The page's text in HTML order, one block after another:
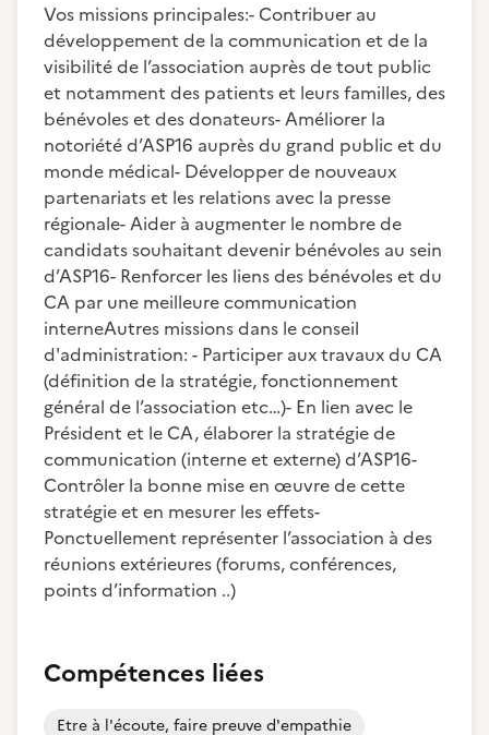
Vos missions principales:- Contribuer au
développement de la communication et de la
visibilité de l’association auprès de tout public
et notamment des patients et leurs familles, des
bénévoles et des donateurs- Améliorer la
notoriété d’ASP16 auprès du grand public et du
monde médical- Développer de nouveaux
partenariats et les relations avec la presse
régionale- Aider à augmenter le nombre de
candidats souhaitant devenir bénévoles au sein
d’ASP16- Renforcer les liens des bénévoles et du
CA par une meilleure communication
interneAutres missions dans le conseil
d'administration: - Participer aux travaux du CA
(définition de la stratégie, fonctionnement
général de l’association etc…)- En lien avec le
Président et le CA, élaborer la stratégie de
communication (interne et externe) d’ASP16-
Contrôler la bonne mise en œuvre de cette
stratégie et en mesurer les effets-
Ponctuellement représenter l’association à des
réunions extérieures (forums, conférences,
points d’information ..)
Compétences liées
Etre à l'écoute, faire preuve d'empathie